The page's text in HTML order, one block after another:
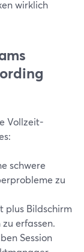
wirklich
Vollzeit-
schwere
zu
plus Bildschirm
erfassen.
Session